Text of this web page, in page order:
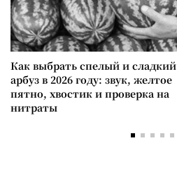
Как выбрать спелый и сладкий
арбуз в 2026 году: звук, желтое
пятно, хвостик и проверка на
нитраты